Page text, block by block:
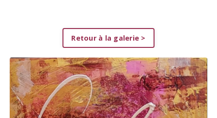
Retour à la galerie >